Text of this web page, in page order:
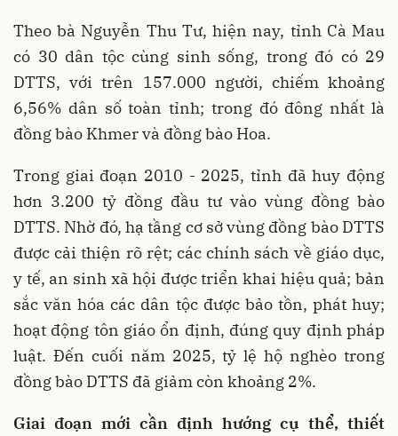
Theo bà Nguyễn Thu Tư, hiện nay, tỉnh Cà Mau
có 30 dân tộc cùng sinh sống, trong đó có 29
DTTS, với trên 157.000 người, chiếm khoảng
6,56% dân số toàn tỉnh; trong đó đông nhất là
đồng bào Khmer và đồng bào Hoa.
Trong giai đoạn 2010 - 2025, tỉnh đã huy động
hơn 3.200 tỷ đồng đầu tư vào vùng đồng bào
DTTS. Nhờ đó, hạ tầng cơ sở vùng đồng bào DTTS
được cải thiện rõ rệt; các chính sách về giáo dục,
y tế, an sinh xã hội được triển khai hiệu quả; bản
sắc văn hóa các dân tộc được bảo tồn, phát huy;
hoạt động tôn giáo ổn định, đúng quy định pháp
luật. Đến cuối năm 2025, tỷ lệ hộ nghèo trong
đồng bào DTTS đã giảm còn khoảng 2%.
Giai đoạn mới cần định hướng cụ thể, thiết